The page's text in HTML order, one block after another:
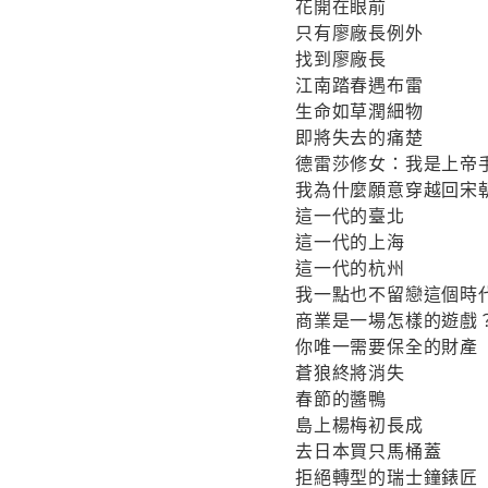
只有廖廠長例外
找到廖廠長
江南踏春遇布雷
生命如草潤細物
即將失去的痛楚
德雷莎修女：我是上帝
我為什麼願意穿越回宋
這一代的臺北
這一代的上海
這一代的杭州
我一點也不留戀這個時
商業是一場怎樣的遊戲
你唯一需要保全的財產
蒼狼終將消失
春節的醬鴨
島上楊梅初長成
去日本買只馬桶蓋
拒絕轉型的瑞士鐘錶匠